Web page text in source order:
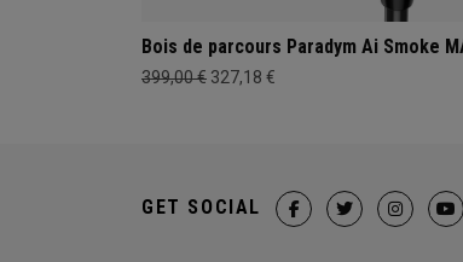
Bois de parcours Paradym Ai Smoke
399,00 € 327,18 €
GET SOCIAL